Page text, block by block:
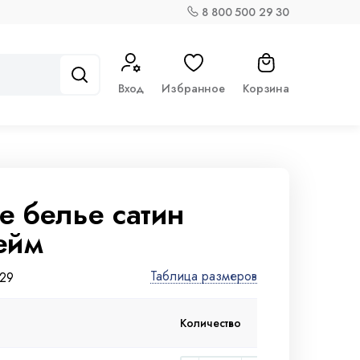
8 800 500 29 30
Вход Избранное Корзина
белье сатин
Таблица размеров
Количество